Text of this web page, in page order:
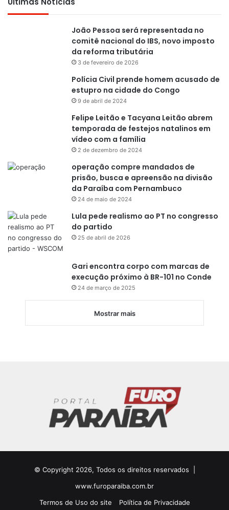
João Pessoa será representada no
comitê nacional do IBS, novo imposto
da reforma tributária
3 de fevereiro de 2026
Polícia Civil prende homem acusado de
estupro na cidade do Congo
9 de abril de 2024
Felipe Leitão e Tacyana Leitão abrem
temporada de festejos natalinos em
vídeo com a família
2 de dezembro de 2024
operação compre mandados de
prisão, busca e apreensão na divisão
da Paraíba com Pernambuco
24 de maio de 2024
Lula pede realismo ao PT no congresso
do partido
25 de abril de 2026
Gari encontra corpo com marcas de
execução próximo à BR-101 no Conde
24 de março de 2025
Mostrar mais
© Copyright 2026, Todos os direitos reservados |
www.furoparaiba.com.br
Termos de Uso do site
Política de Privacidade